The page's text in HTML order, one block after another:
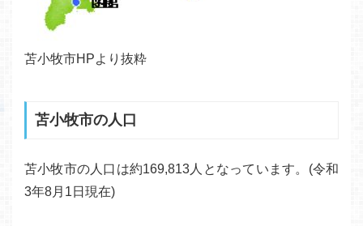
苫小牧市HPより抜粋
苫小牧市の人口
苫小牧市の人口は約169,813人となっています。(令和
3年8月1日現在)